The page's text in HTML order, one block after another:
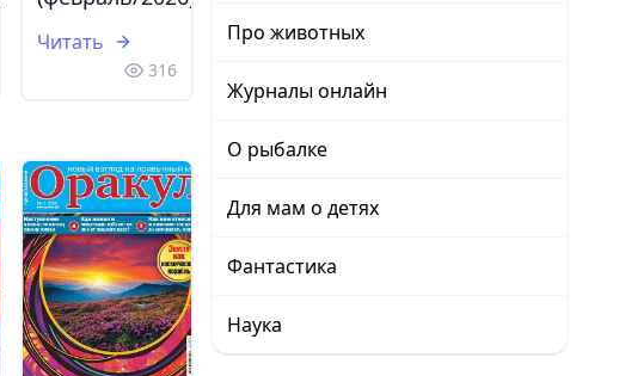
Читать
316
Про животных
Журналы онлайн
О рыбалке
Для мам о детях
Фантастика
Наука